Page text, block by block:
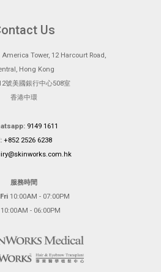
Us
Tower, 12 Harcourt Road,
Hong Kong
號美國銀行中心508室
香港中環
9149 1611
+852 2526 6238
服務時間
10:00AM - 07:00PM
- 06:00PM